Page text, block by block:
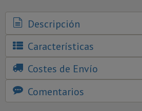
Descripción
Características
Costes de Envío
Comentarios